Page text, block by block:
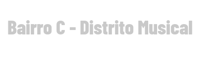
Bairro C - Distrito Musical